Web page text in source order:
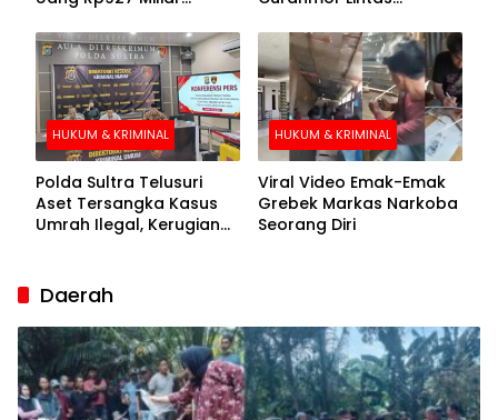
HUKUM & KRIMINAL
Polda Sultra Telusuri
Aset Tersangka Kasus
Umrah Ilegal, Kerugian
HUKUM & KRIMINAL
Viral Video Emak-Emak
Grebek Markas Narkoba
Seorang Diri
Daerah